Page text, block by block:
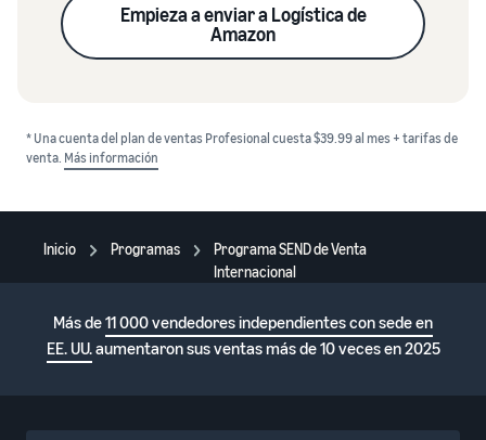
Empieza a enviar a Logística de
Amazon
* Una cuenta del plan de ventas Profesional cuesta $39.99 al mes + tarifas de
venta. Más información
Inicio Programas
Programa SEND de Venta
Internacional
Más de11 000 vendedores independientes con sede en
EE. UU.aumentaron sus ventas más de 10 veces en 2025